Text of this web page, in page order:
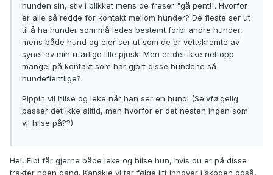
hunden sin, stiv i blikket mens de freser "gå pent!". Hvorfor
er alle så redde for kontakt mellom hunder? De fleste ser ut
til å ha hunder som må ledes bestemt forbi andre hunder,
mens både hund og eier ser ut som de er vettskremte av
synet av min ufarlige lille pjusk. Men er det ikke nettopp
mangel på kontakt som har gjort disse hundene så
hundefientlige?
Pippin vil hilse og leke når han ser en hund! (Selvfølgelig
passer det ikke alltid, men hvorfor er det nesten ingen som
vil hilse på??)
Hei, Fibi får gjerne både leke og hilse hun, hvis du er på disse
trakter noen gang. Kanskje vi tar følge litt innover i skogen også,